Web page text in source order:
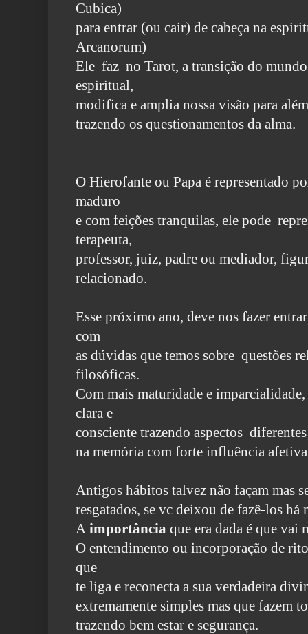
Cubica)
para entrar (ou cair) de cabeça na
Arcanorum)
Ele faz no Tarot, a transição do
espiritual,
modifica e amplia nossa visão para
trazendo os questionamentos da alma.
O Hierofante ou Papa é representado
maduro
e com feições tranquilas, ele pode
terapeuta,
professor, juiz, padre ou mediador,
relacionado.
Esse próximo ano, deve nos fazer
com
as dúvidas que temos sobre questões
filosóficas.
Com mais maturidade e imparcialidade,
clara e
consciente trazendo aspectos
na memória com forte influência
Antigos hábitos talvez não façam mas
resgatados, se vc deixou de fazê-los
A importância que era dada é que vai
O entendimento ou incorporação de
que
te liga e reconecta a sua verdadeira
extremamente simples mas que fazem
trazendo bem estar e segurança.